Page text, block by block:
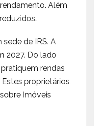
Além
de IRS. A
2027. Do lado
rendas
proprietários
Imóveis